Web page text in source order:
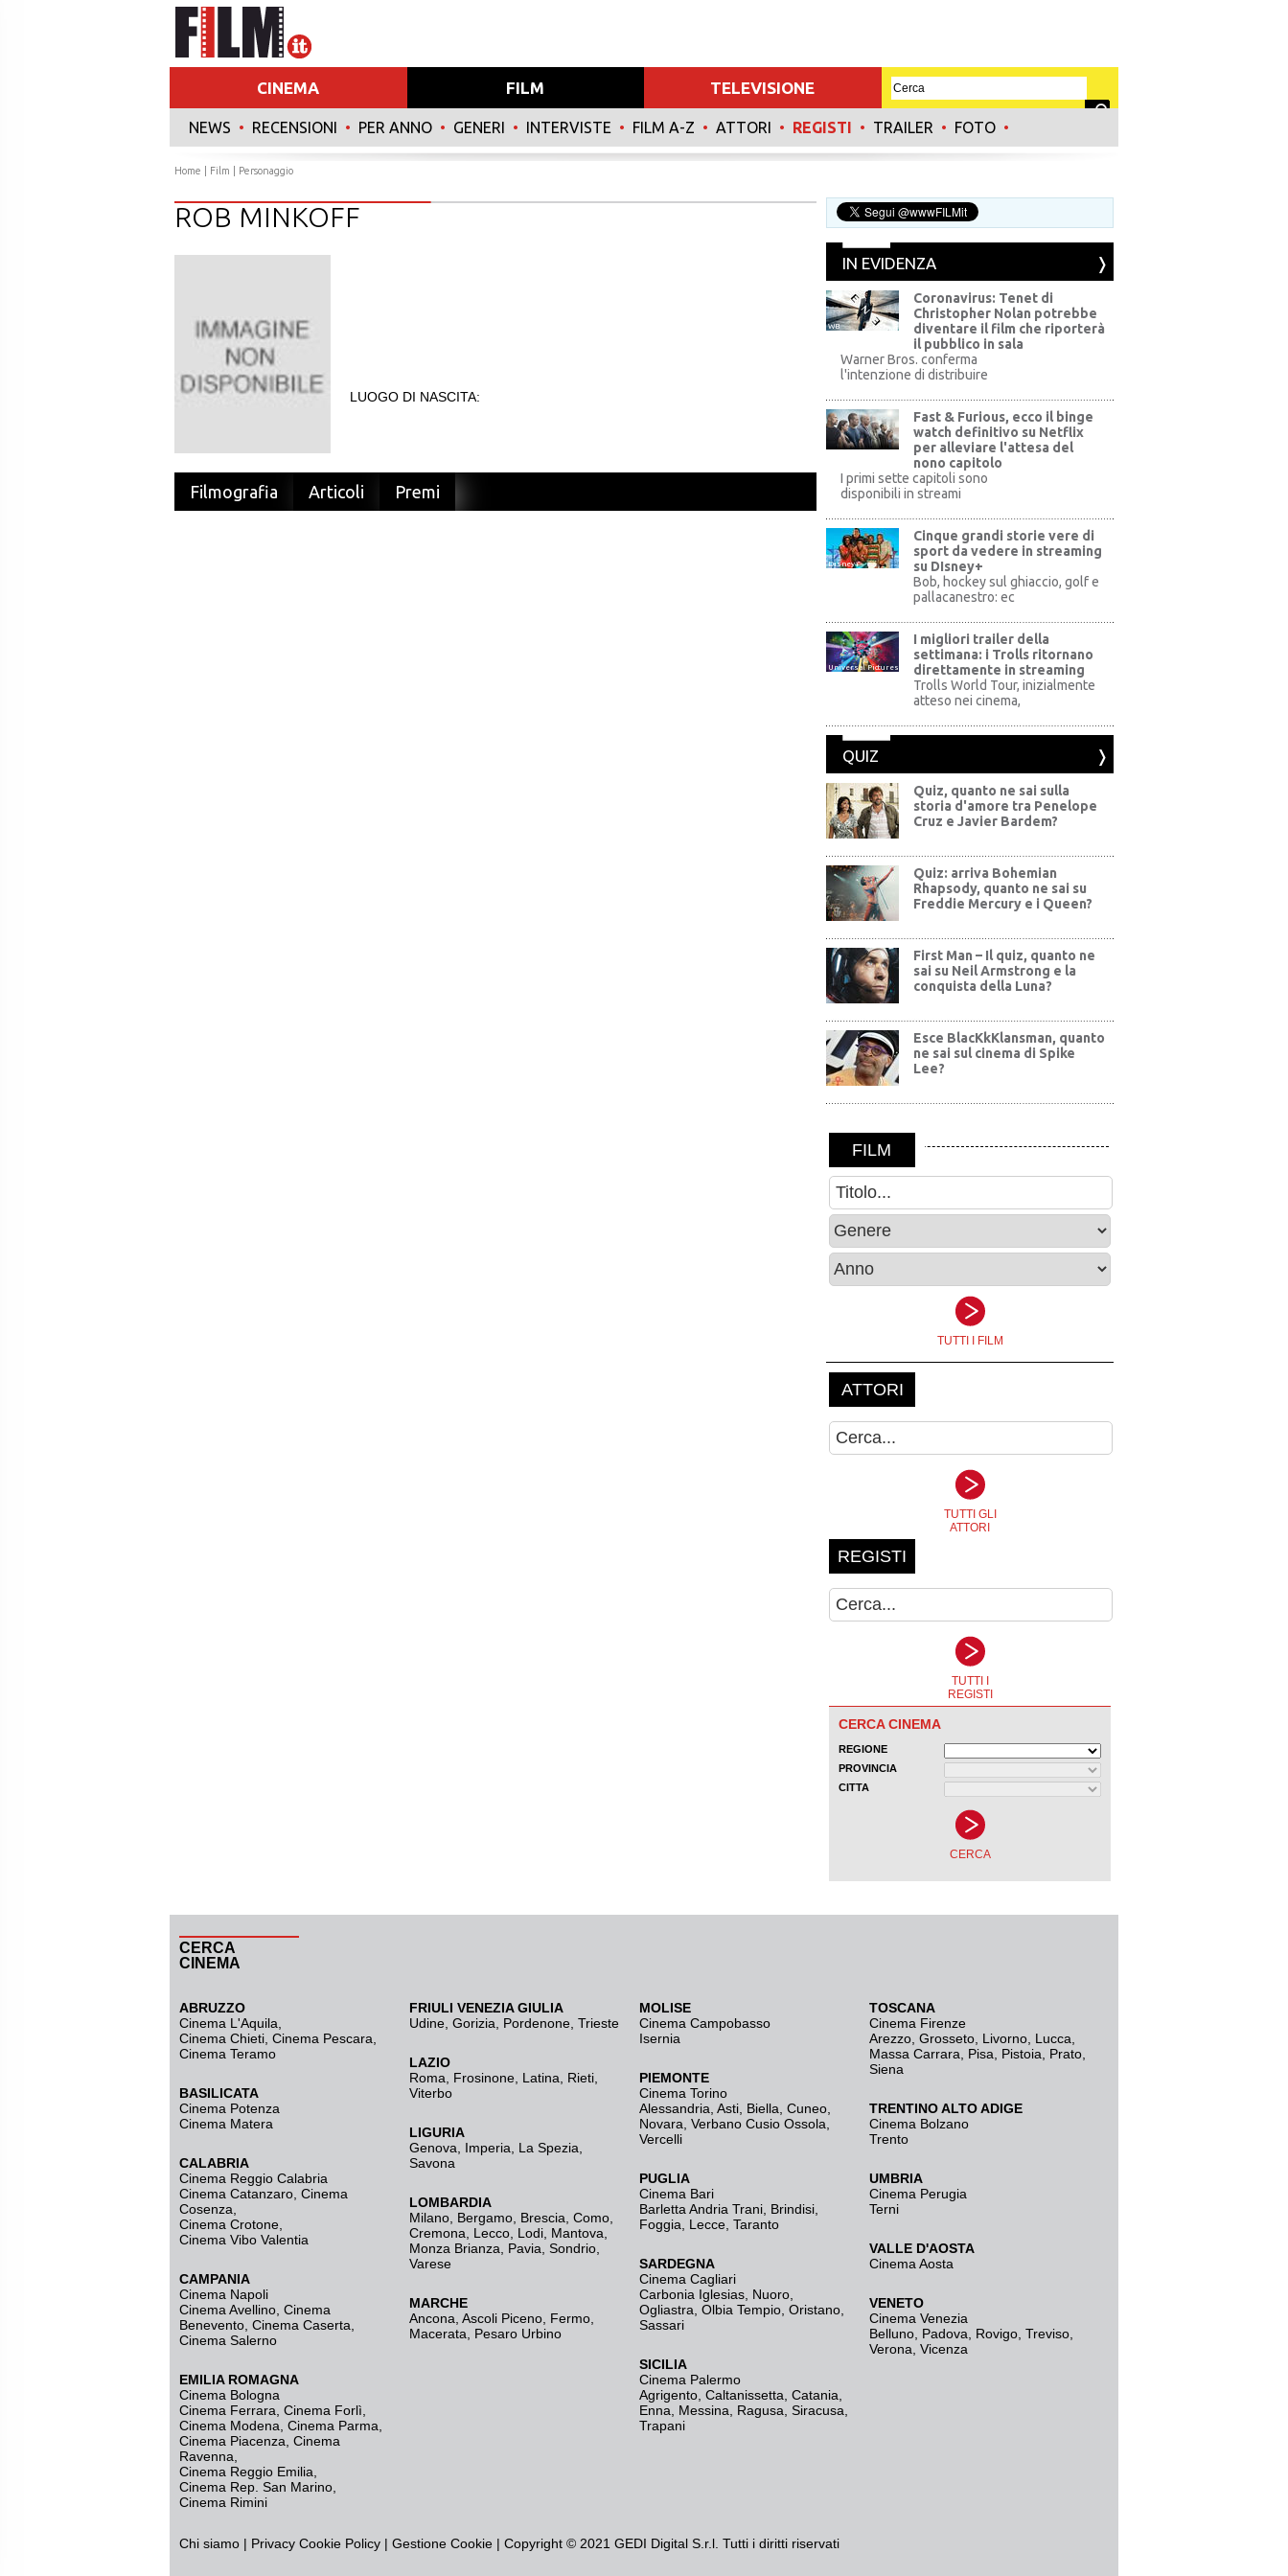
CINEMA FILM TELEVISIONE
NEWS • RECENSIONI • PER ANNO • GENERI • INTERVISTE • FILM A-Z • ATTORI • REGISTI • TRAILER • FOTO •
Home Film | Personaggio
ROB MINKOFF
LUOGO DI NASCITA:
Filmografia Articoli Premi
IN EVIDENZA
WB
Coronavirus: Tenet di
Christopher Nolan potrebbe
diventare il film che riporterà
il pubblico in sala
Warner Bros. conferma
l'intenzione di distribuire
Fast & Furious, ecco il binge
watch definitivo su Netflix
per alleviare l'attesa del
nono capitolo
I primi sette capitoli sono
disponibili in streami
Disney+
Cinque grandi storie vere di
sport da vedere in streaming
su DIsney+
Bob, hockey sul ghiaccio, golf e
pallacanestro: ec
Universal Pictures
I migliori trailer della
settimana: i Trolls ritornano
direttamente in streaming
Trolls World Tour, inizialmente
atteso nei cinema,
QUIZ
Quiz, quanto ne sai sulla
storia d'amore tra Penelope
Cruz e Javier Bardem?
Quiz: arriva Bohemian
Rhapsody, quanto ne sai su
Freddie Mercury e i Queen?
First Man – Il quiz, quanto ne
sai su Neil Armstrong e la
conquista della Luna?
Esce BlacKkKlansman, quanto
ne sai sul cinema di Spike
Lee?
CERCA
CINEMA
ABRUZZO
Cinema L'Aquila
Cinema Chieti, Cinema Pescara,
Cinema Teramo
BASILICATA
Cinema Potenza
Cinema Matera
CALABRIA
Cinema Reggio Calabria
Cinema Catanzaro Cinema
Cosenza
Cinema Crotone
Cinema Vibo Valentia
CAMPANIA
Cinema Napoli
Cinema Avellino Cinema
Benevento Cinema Caserta
Cinema Salerno
EMILIA ROMAGNA
Cinema Bologna
Cinema Ferrara Cinema Forlì
Cinema Modena Cinema Parma
Cinema Piacenza Cinema
Ravenna
Cinema Reggio Emilia
Cinema Rep. San Marino
Cinema Rimini
FRIULI VENEZIA GIULIA
Udine Gorizia Pordenone Trieste
LAZIO
Roma
Frosinone Latina Rieti
Viterbo
LIGURIA
Genova
Imperia La Spezia
Savona
LOMBARDIA
Milano Bergamo Brescia, Como
Cremona
Lecco Lodi Mantova
Monza Brianza
Pavia Sondrio
Varese
MARCHE
Ancona Ascoli Piceno Fermo
Macerata
Pesaro Urbino
MOLISE
Cinema Campobasso
Isernia
PIEMONTE
Cinema Torino
Alessandria Asti Biella Cuneo
Novara Verbano Cusio Ossola
Vercelli
PUGLIA
Cinema Bari
Barletta Andria Trani Brindisi
Foggia
Lecce Taranto
SARDEGNA
Cinema Cagliari
Carbonia Iglesias Nuoro
Ogliastra Olbia Tempio Oristano
Sassari
SICILIA
Cinema Palermo
Agrigento Caltanissetta Catania
Enna
Messina Ragusa Siracusa
Trapani
TOSCANA
Cinema Firenze
Arezzo Grosseto Livorno Lucca
Massa Carrara
Pisa Pistoia Prato
Siena
TRENTINO ALTO ADIGE
Cinema Bolzano
Trento
UMBRIA
Cinema Perugia
Terni
VALLE D'AOSTA
Cinema Aosta
VENETO
Cinema Venezia
Belluno Padova Rovigo Treviso
Verona Vicenza
Chi siamo | Privacy Cookie Policy | Gestione Cookie | Copyright © 2021 GEDI Digital S.r.l. Tutti i diritti riservati